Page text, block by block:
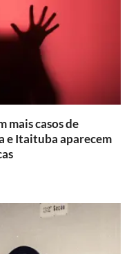
mais casos de
e Itaituba aparecem